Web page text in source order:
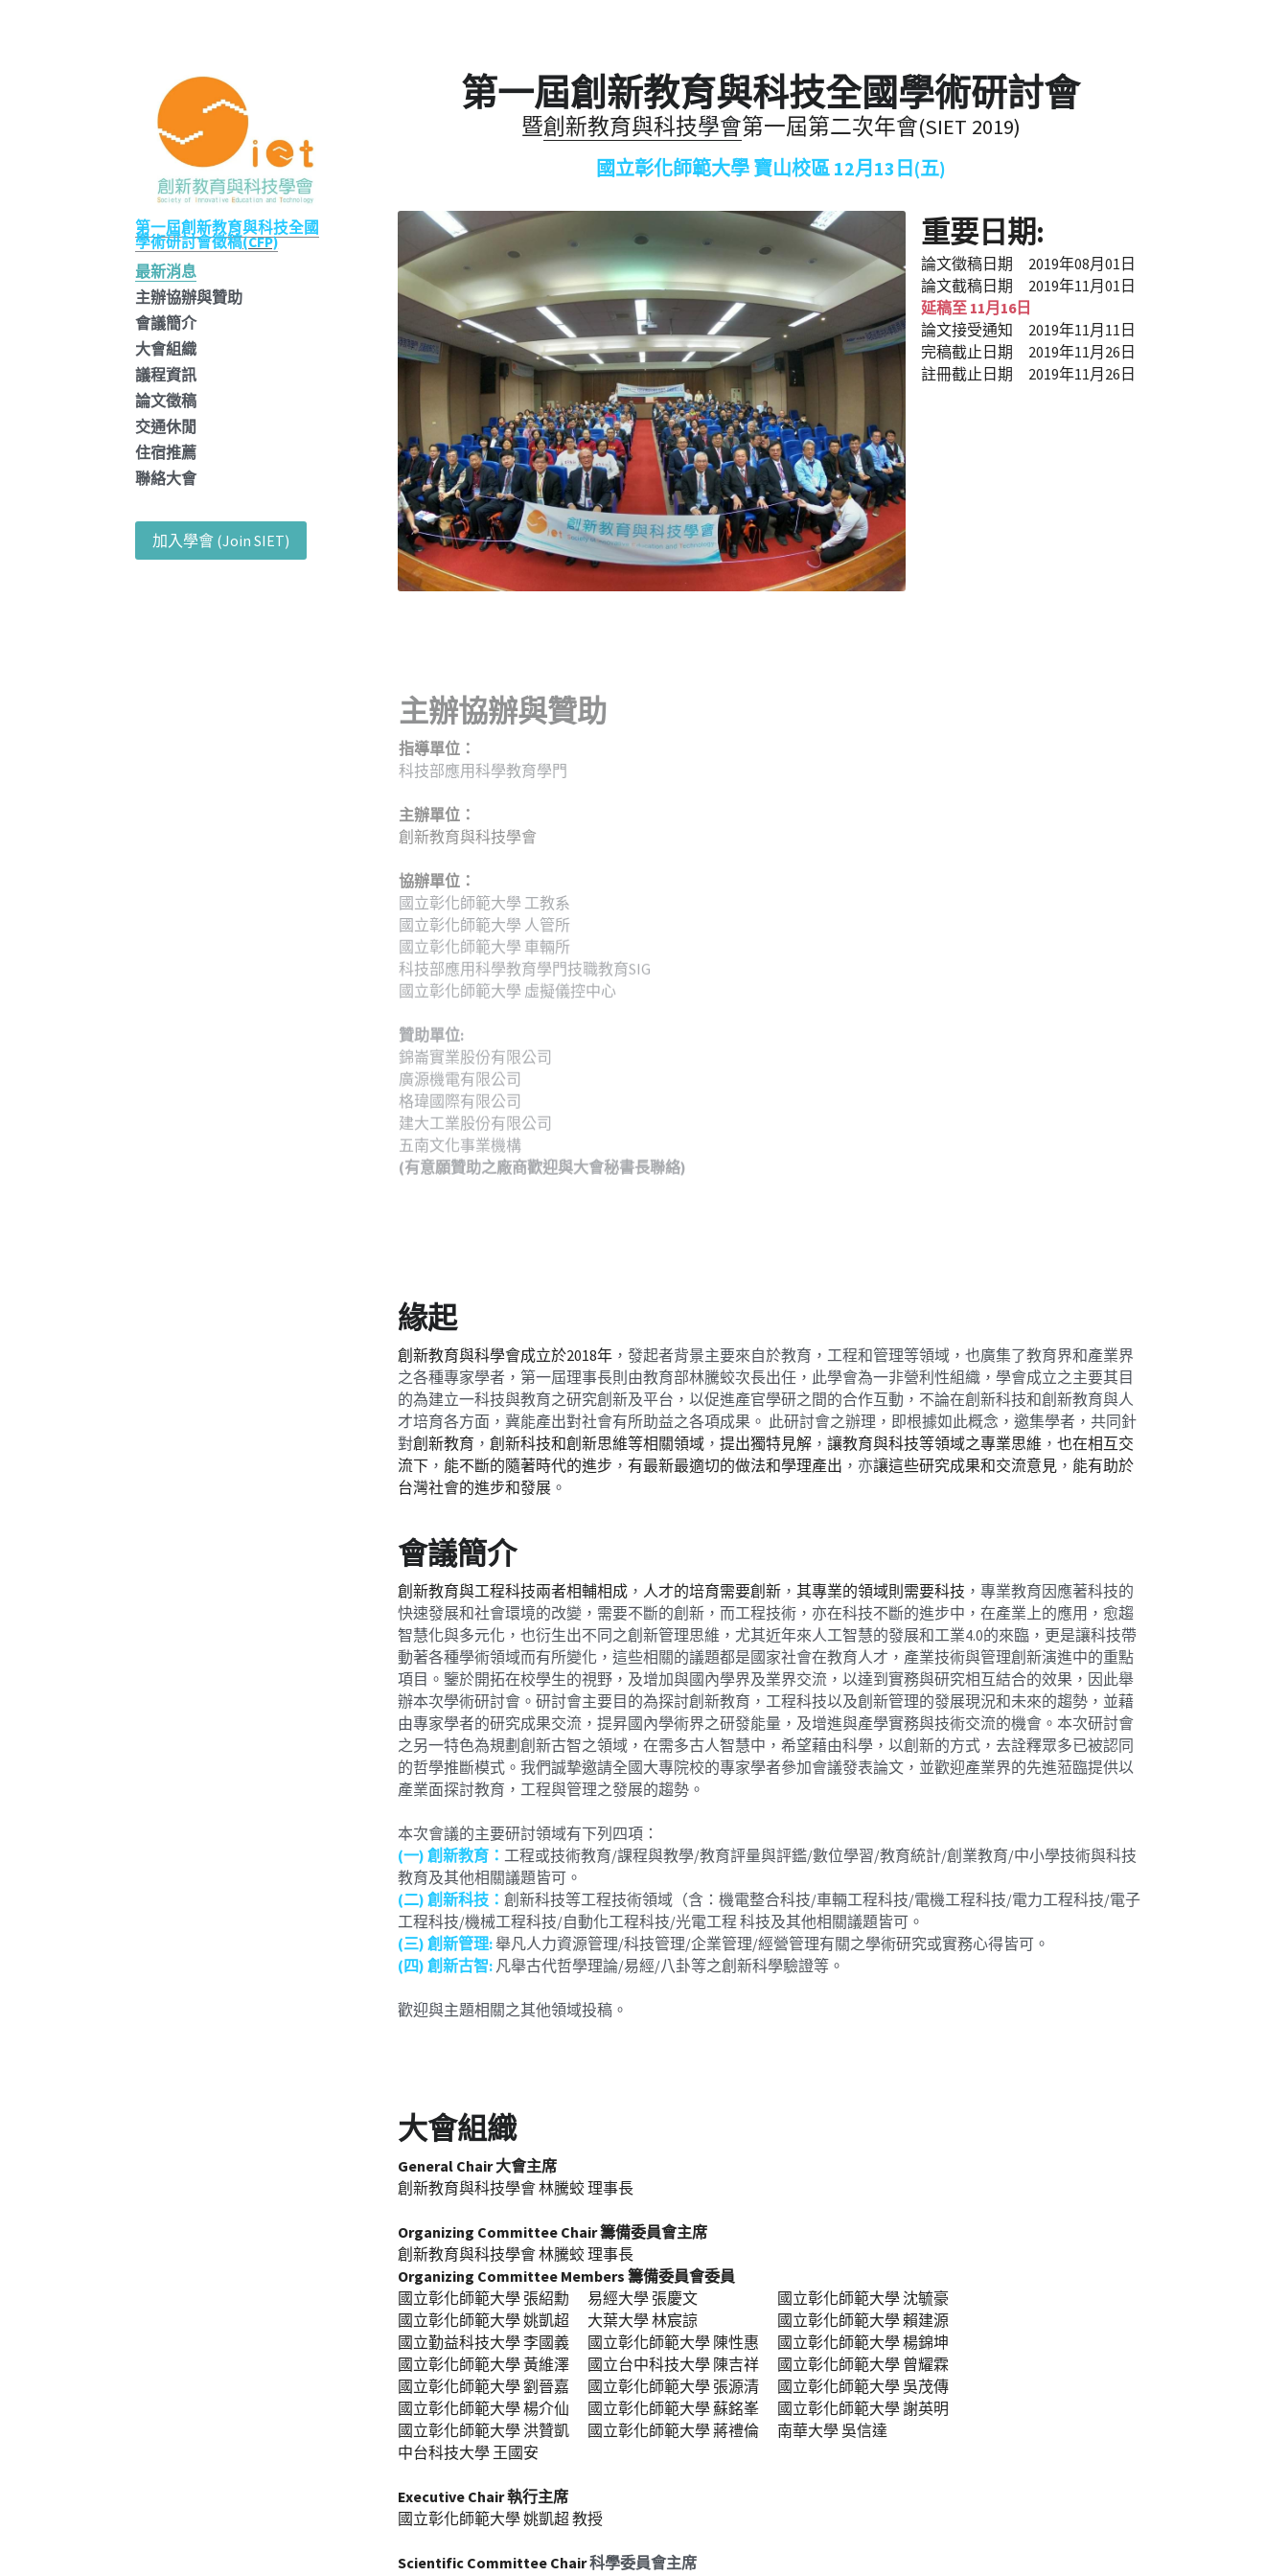
第一屆創新教育與科技全國
學術研討會徵稿(CFP)
最新消息
主辦協辦與贊助
會議簡介
大會組織
議程資訊
論文徵稿
交通休閒
住宿推薦
聯絡大會
加入學會 (Join SIET)
第一屆創新教育與科技全國學術研討會
暨創新教育與科技學會第一屆第二次年會(SIET 2019)
國立彰化師範大學 寶山校區 12月13日(五)
重要日期:
論文徵稿日期　2019年08月01日
論文截稿日期　2019年11月01日
延稿至 11月16日
論文接受通知　2019年11月11日
完稿截止日期　2019年11月26日
註冊截止日期　2019年11月26日
主辦協辦與贊助
指導單位：
科技部應用科學教育學門
主辦單位：
創新教育與科技學會
協辦單位：
國立彰化師範大學 工教系
國立彰化師範大學 人管所
國立彰化師範大學 車輛所
科技部應用科學教育學門技職教育SIG
國立彰化師範大學 虛擬儀控中心
贊助單位:
錦崙實業股份有限公司
廣源機電有限公司
格瑋國際有限公司
建大工業股份有限公司
五南文化事業機構
(有意願贊助之廠商歡迎與大會秘書長聯絡)
緣起
創新教育與科學會成立於2018年，發起者背景主要來自於教育，工程和管理等領域，也廣集了教育界和產業界
之各種專家學者，第一屆理事長則由教育部林騰蛟次長出任，此學會為一非營利性組織，學會成立之主要其目
的為建立一科技與教育之研究創新及平台，以促進產官學研之間的合作互動，不論在創新科技和創新教育與人
才培育各方面，冀能產出對社會有所助益之各項成果。 此研討會之辦理，即根據如此概念，邀集學者，共同針
對創新教育 ， 創新科技和創新思維等相關領域， 提出獨特見解， 讓教育與科技等領域之專業思維 ， 也在相互交
流下， 能不斷的隨著時代的進步 ， 有最新最適切的做法和學理產出 ，亦讓這些研究成果和交流意見， 能有助於
台灣社會的進步和發展。
會議簡介
創新教育與工程科技兩者相輔相成， 人才的培育需要創新， 其專業的領域則需要科技 ，專業教育因應著科技的
快速發展和社會環境的改變，需要不斷的創新，而工程技術，亦在科技不斷的進步中，在產業上的應用，愈趨
智慧化與多元化，也衍生出不同之創新管理思維，尤其近年來人工智慧的發展和工業4.0的來臨，更是讓科技帶
動著各種學術領域而有所變化，這些相關的議題都是國家社會在教育人才，產業技術與管理創新演進中的重點
項目。鑒於開拓在校學生的視野，及增加與國內學界及業界交流，以達到實務與研究相互結合的效果，因此舉
辦本次學術研討會。研討會主要目的為探討創新教育，工程科技以及創新管理的發展現況和未來的趨勢，並藉
由專家學者的研究成果交流，提昇國內學術界之研發能量，及增進與產學實務與技術交流的機會。本次研討會
之另一特色為規劃創新古智之領域，在需多古人智慧中，希望藉由科學，以創新的方式，去詮釋眾多已被認同
的哲學推斷模式。我們誠摯邀請全國大專院校的專家學者參加會議發表論文，並歡迎產業界的先進蒞臨提供以
產業面探討教育，工程與管理之發展的趨勢。
本次會議的主要研討領域有下列四項：
(一) 創新教育： 工程或技術教育/課程與教學/教育評量與評鑑/數位學習/教育統計/創業教育/中小學技術與科技
教育及其他相關議題皆可。
(二) 創新科技： 創新科技等工程技術領域（含：機電整合科技/車輛工程科技/電機工程科技/電力工程科技/電子
工程科技/機械工程科技/自動化工程科技/光電工程 科技及其他相關議題皆可。
(三) 創新管理: 舉凡人力資源管理/科技管理/企業管理/經營管理有關之學術研究或實務心得皆可。
(四) 創新古智: 凡舉古代哲學理論/易經/八卦等之創新科學驗證等。
歡迎與主題相關之其他領域投稿。
大會組織
General Chair 大會主席
創新教育與科技學會 林騰蛟 理事長
Organizing Committee Chair 籌備委員會主席
創新教育與科技學會 林騰蛟 理事長
Organizing Committee Members 籌備委員會委員
國立彰化師範大學 張紹勳 　易經大學 張慶文　 　　　　國立彰化師範大學 沈毓豪
國立彰化師範大學 姚凱超 　大葉大學 林宸諒　　 　　　國立彰化師範大學 賴建源
國立勤益科技大學 李國義 　國立彰化師範大學 陳性惠 　國立彰化師範大學 楊錦坤
國立彰化師範大學 黃維澤 　國立台中科技大學 陳吉祥 　國立彰化師範大學 曾耀霖
國立彰化師範大學 劉晉嘉 　國立彰化師範大學 張源清 　國立彰化師範大學 吳茂傳
國立彰化師範大學 楊介仙 　國立彰化師範大學 蘇銘峯 　國立彰化師範大學 謝英明
國立彰化師範大學 洪贊凱 　國立彰化師範大學 蔣禮倫 　南華大學 吳信達
中台科技大學 王國安
Executive Chair 執行主席
國立彰化師範大學 姚凱超 教授
Scientific Committee Chair 科學委員會主席